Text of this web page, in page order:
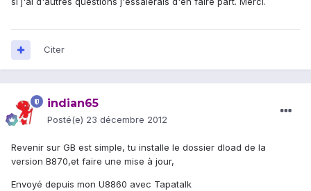
Citer
indian65
Posté(e) 23 décembre 2012
Revenir sur GB est simple, tu installe le dossier dload de la
version B870,et faire une mise à jour,
Envoyé depuis mon U8860 avec Tapatalk